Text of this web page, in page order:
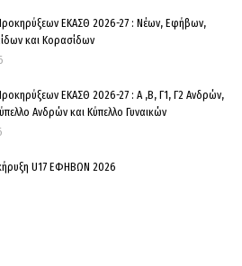
ΕΚΑΣΘ 2026-27 : Νέων, Εφήβων,
και Κορασίδων
ΕΚΑΣΘ 2026-27 : Α ,Β, Γ1, Γ2 Ανδρών,
Ανδρών και Κύπελλο Γυναικών
U17 ΕΦΗΒΩΝ 2026